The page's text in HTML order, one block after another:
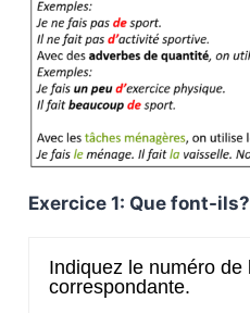
Exercice 1: Que font-ils?